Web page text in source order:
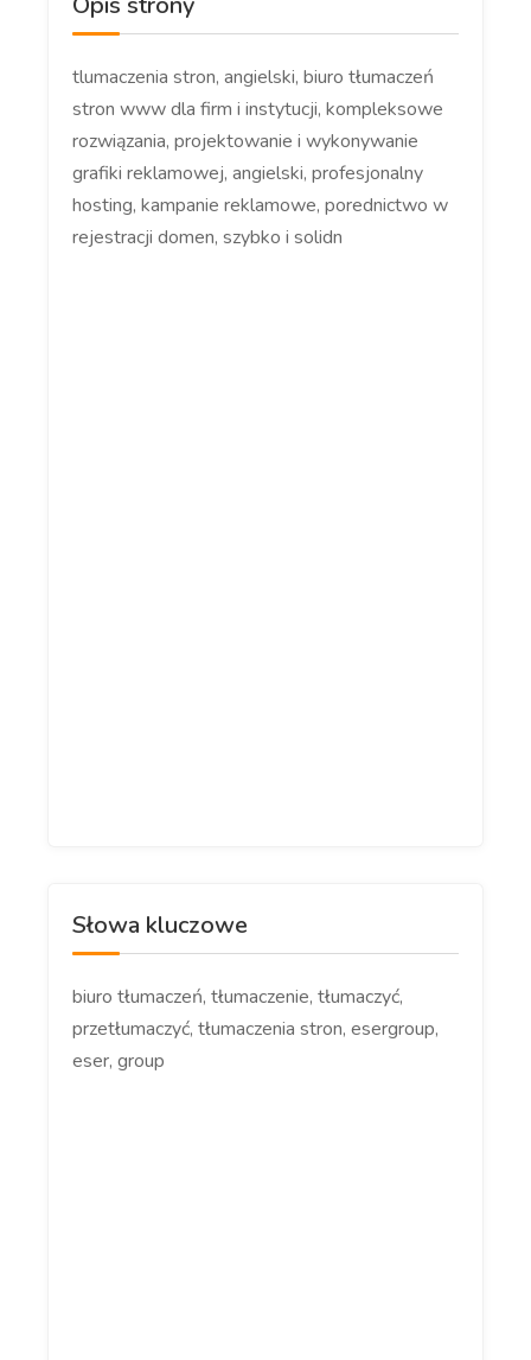
tlumaczenia stron, angielski, biuro tłumaczeń
stron www dla firm i instytucji, kompleksowe
rozwiązania, projektowanie i wykonywanie
grafiki reklamowej, angielski, profesjonalny
hosting, kampanie reklamowe, porednictwo w
rejestracji domen, szybko i solidn
Słowa kluczowe
biuro tłumaczeń, tłumaczenie, tłumaczyć,
przetłumaczyć, tłumaczenia stron, esergroup,
eser, group